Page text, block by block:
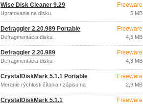
Wise Disk Cleaner 9.29
Upratovanie na disku.
Freeware
5 MB
Defraggler 2.20.989 Portable
Defragmentácia disku.
Freeware
4,5 MB
Defraggler 2.20.989
Defragmentácia disku.
Freeware
4,3 MB
CrystalDiskMark 5.1.1 Portable
Meranie rýchlosti čítania / zápisu na
pevný disk.
Freeware
2,9 MB
CrystalDiskMark 5.1.1 Freeware